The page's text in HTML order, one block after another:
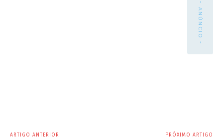
- ANÚNCIO -
ARTIGO ANTERIOR PRÓXIMO ARTIGO